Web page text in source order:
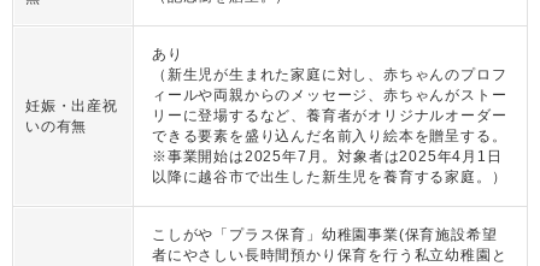
妊娠・出産祝
いの有無
あり
（新生児が生まれた家庭に対し、赤ちゃんのプロフ
ィールや両親からのメッセージ、赤ちゃんがストー
リーに登場するなど、養育者がオリジナルオーダー
できる要素を盛り込んだ名前入り絵本を贈呈する。
※事業開始は2025年7月。対象者は2025年4月1日
以降に越谷市で出生した新生児を養育する家庭。）
こしがや「プラス保育」幼稚園事業(保育施設希望
者にやさしい長時間預かり保育を行う私立幼稚園と